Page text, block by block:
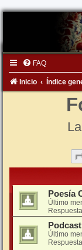
FAQ
Inicio Índice
Poesía
Último
Último